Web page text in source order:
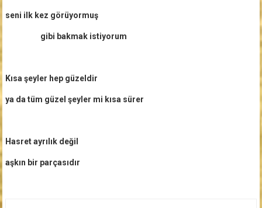
seni ilk kez görüyormuş
gibi bakmak istiyorum
Kısa şeyler hep güzeldir
ya da tüm güzel şeyler mi kısa sürer
Hasret ayrılık değil
aşkın bir parçasıdır